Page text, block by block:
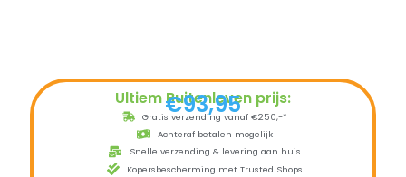
Ultiem Buitenleven prijs:
€93,95
Gratis verzending vanaf €250,-*
Achteraf betalen mogelijk
Snelle verzending & levering aan huis
Kopersbescherming met Trusted Shops